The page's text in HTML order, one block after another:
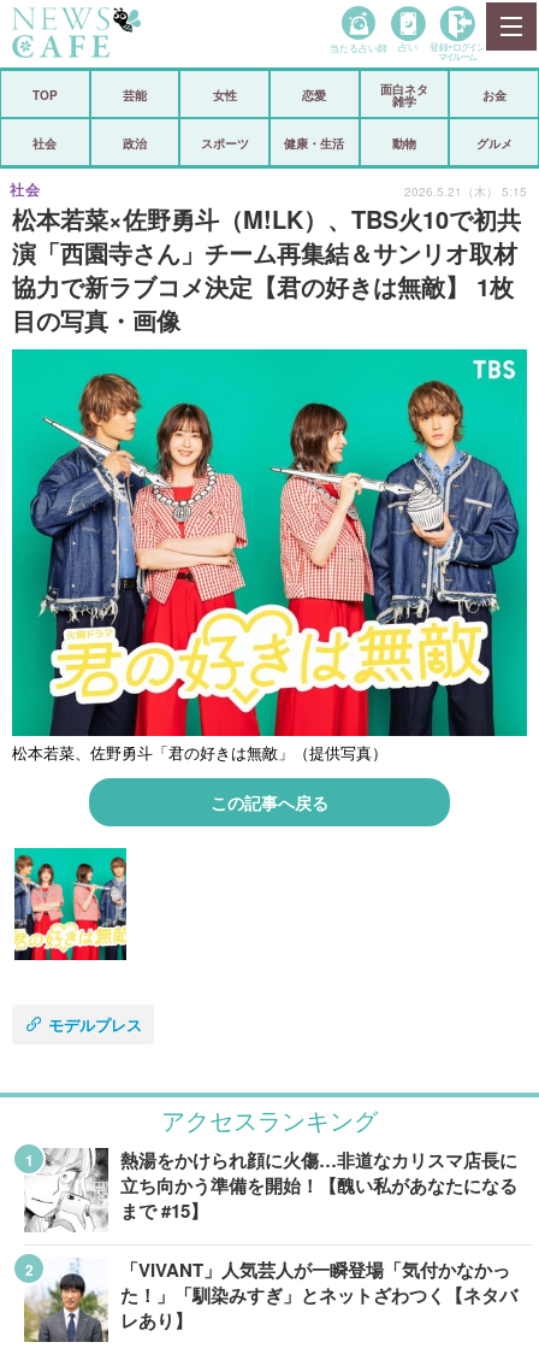
政治
芸能 スポーツ
恋愛 ビックリ
コメントポスト
リリース
登録・ログイン/マイルーム
当たる占い師 占い 登録• ログイン
マイルーム
TOP 芸能 女性 恋愛
面白ネタ
雑学
お金
社会 政治 スポーツ 健康・生活 動物 グルメ
松本若菜×佐野勇斗（M!LK）、TBS火10で初共
演「西園寺さん」チーム再集結＆サンリオ取材
協力で新ラブコメ決定【君の好きは無敵】 1枚
目の写真・画像
社会 2026.5.21（木） 5:15
松本若菜、佐野勇斗「君の好きは無敵」（提供写真）
この記事へ戻る
モデルプレス
アクセスランキング
熱湯をかけられ顔に火傷…非道なカリスマ店長に
立ち向かう準備を開始！【醜い私があなたになる
まで #15】
「VIVANT」人気芸人が一瞬登場「気付かなかっ
た！」「馴染みすぎ」とネットざわつく【ネタバ
レあり】